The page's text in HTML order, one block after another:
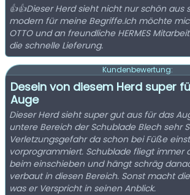
👍👍Dieser Herd sieht nicht nur schön aus
modern für meine Begriffe.Ich möchte
OTTO und an freundliche HERMES
die schnelle Lieferung.
Kundenbewertung:
Desein von diesem Herd super
Auge
Dieser Herd sieht super gut aus für das
untere Bereich der Schublade Blech sehr
Verletzungsgefahr da schon bei Füße
vorprogrammiert. Schublade fliegt immer
beim einschieben und hängt schräg
verbaut in diesen Bereich. Sonst macht
was er Verspricht in seinen Anblick.